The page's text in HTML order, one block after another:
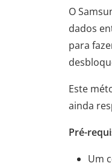
O
dados
para
Este
ainda
Pré-
Um